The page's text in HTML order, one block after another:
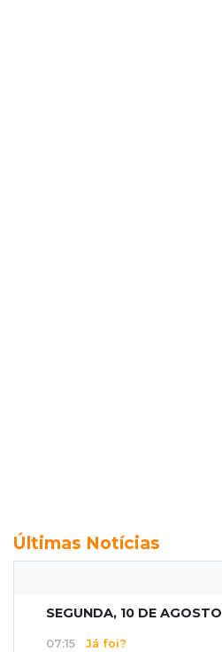
Últimas Notícias
SEGUNDA, 10 DE AGOSTO
07:15 Já foi?